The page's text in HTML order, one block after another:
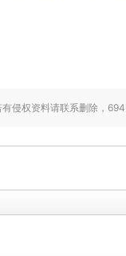
侵权资料请联系删除，